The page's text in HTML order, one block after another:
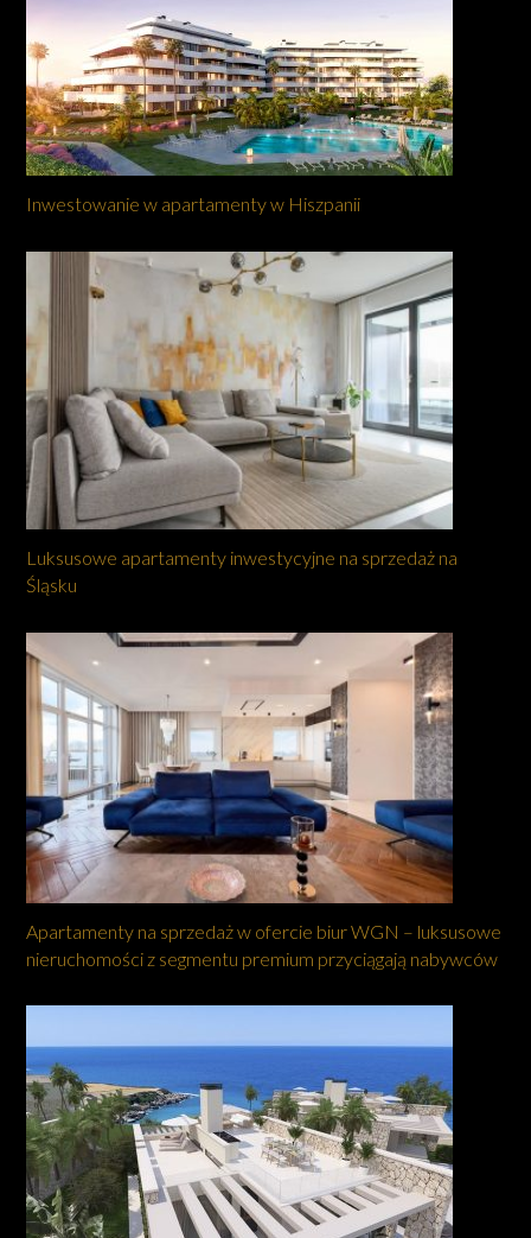
Inwestowanie w apartamenty w Hiszpanii
Luksusowe apartamenty inwestycyjne na sprzedaż na
Śląsku
Apartamenty na sprzedaż w ofercie biur WGN – luksusowe
nieruchomości z segmentu premium przyciągają nabywców